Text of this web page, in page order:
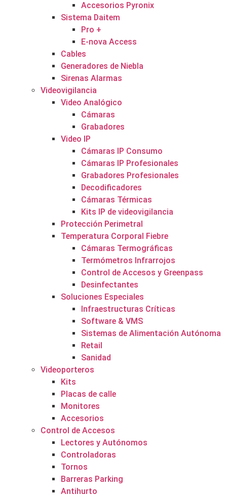
Accesorios Pyronix
Sistema Daitem
Pro +
E-nova Access
Cables
Generadores de Niebla
Sirenas Alarmas
Videovigilancia
Video Analógico
Cámaras
Grabadores
Video IP
Cámaras IP Consumo
Cámaras IP Profesionales
Grabadores Profesionales
Decodificadores
Cámaras Térmicas
Kits IP de videovigilancia
Protección Perimetral
Temperatura Corporal Fiebre
Cámaras Termográficas
Termómetros Infrarrojos
Control de Accesos y Greenpass
Desinfectantes
Soluciones Especiales
Infraestructuras Críticas
Software & VMS
Sistemas de Alimentación Autónoma
Retail
Sanidad
Videoporteros
Kits
Placas de calle
Monitores
Accesorios
Control de Accesos
Lectores y Autónomos
Controladoras
Tornos
Barreras Parking
Antihurto